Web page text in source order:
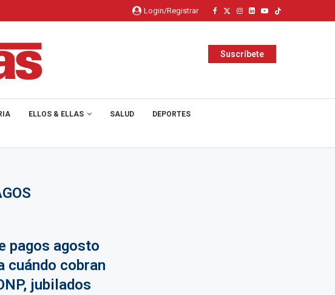
Login/Registrar
Suscríbete
ELLOS & ELLAS SALUD DEPORTES
pagos agosto
cuándo cobran
jubilados